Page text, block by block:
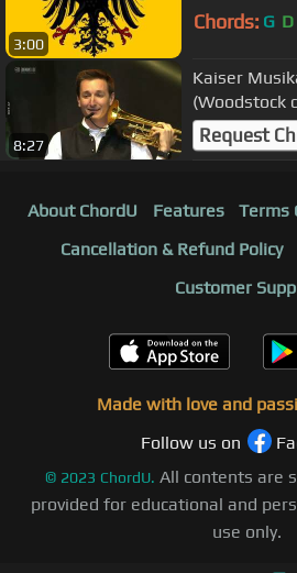
3:00
Chords: G D
8:27
Kaiser
(Woodstock
Request
About ChordU Features Terms
Cancellation & Refund Policy
Customer
Made with love and
Follow us on
© 2023 ChordU. All contents are
provided for educational and
use only.